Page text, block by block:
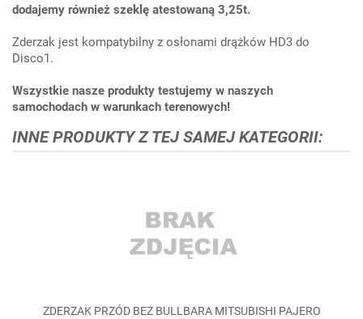
dodajemy również szeklę atestowaną 3,25t.
Zderzak jest kompatybilny z osłonami drążków HD3 do
Disco1.
Wszystkie nasze produkty testujemy w naszych
samochodach w warunkach terenowych!
INNE PRODUKTY Z TEJ SAMEJ KATEGORII:
ZDERZAK PRZÓD BEZ BULLBARA MITSUBISHI PAJERO